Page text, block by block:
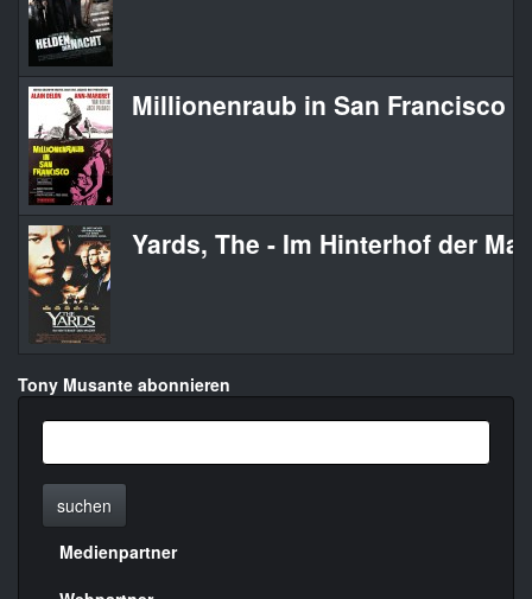
Millionenraub in San Francisco
Yards, The - Im Hinterhof der
Tony Musante abonnieren
suchen
Menülinks
Medienpartner